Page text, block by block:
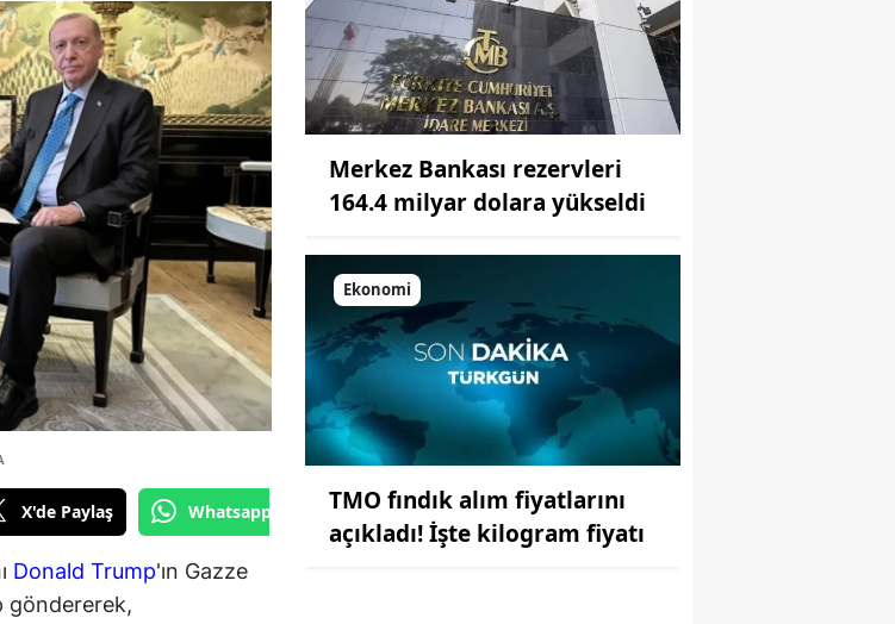
X'de Paylaş Whatsapp'tan Gönder
Donald Trump'ın Gazze
göndererek,
Merkez Bankası rezervleri
164.4 milyar dolara yükseldi
Ekonomi
TMO fındık alım fiyatlarını
açıkladı! İşte kilogram fiyatı